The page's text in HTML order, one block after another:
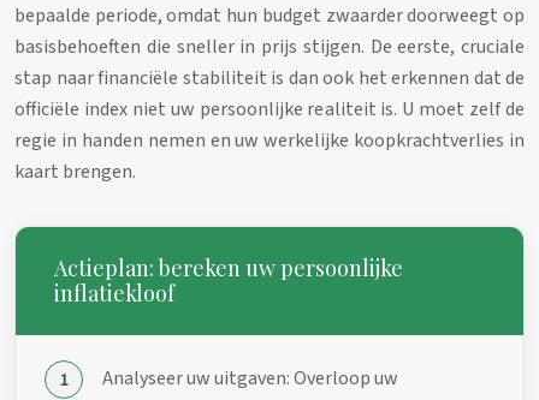
bepaalde periode, omdat hun budget zwaarder doorweegt op
basisbehoeften die sneller in prijs stijgen. De eerste, cruciale
stap naar financiële stabiliteit is dan ook het erkennen dat de
officiële index niet uw persoonlijke realiteit is. U moet zelf de
regie in handen nemen en uw werkelijke koopkrachtverlies in
kaart brengen.
Actieplan: bereken uw persoonlijke
inflatiekloof
Analyseer uw uitgaven: Overloop uw